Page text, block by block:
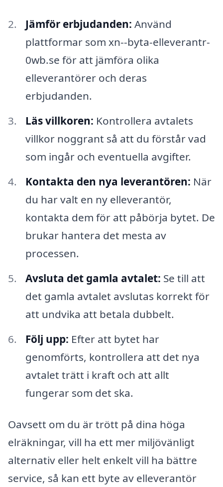
Jämför erbjudanden: Använd
plattformar som xn--byta-elleverantr-
0wb.se för att jämföra olika
elleverantörer och deras
erbjudanden.
Läs villkoren: Kontrollera avtalets
villkor noggrant så att du förstår vad
som ingår och eventuella avgifter.
Kontakta den nya leverantören: När
du har valt en ny elleverantör,
kontakta dem för att påbörja bytet. De
brukar hantera det mesta av
processen.
Avsluta det gamla avtalet: Se till att
det gamla avtalet avslutas korrekt för
att undvika att betala dubbelt.
Följ upp: Efter att bytet har
genomförts, kontrollera att det nya
avtalet trätt i kraft och att allt
fungerar som det ska.
Oavsett om du är trött på dina höga
elräkningar, vill ha ett mer miljövänligt
alternativ eller helt enkelt vill ha bättre
service, så kan ett byte av elleverantör